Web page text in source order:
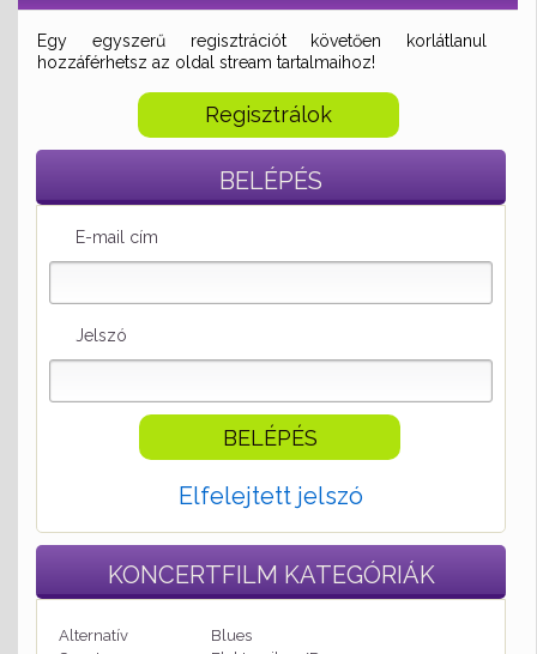
Egy egyszerű regisztrációt követően korlátlanul
hozzáférhetsz az oldal stream tartalmaihoz!
Regisztrálok
BELÉPÉS
E-mail cím
Jelszó
Elfelejtett jelszó
KONCERTFILM KATEGÓRIÁK
Alternatív
Blues